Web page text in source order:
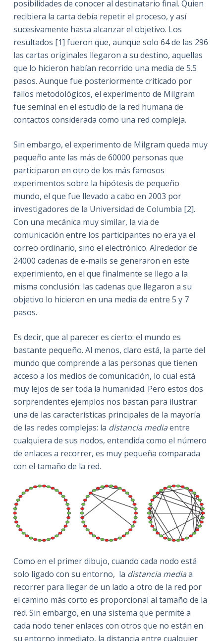
posibilidades de conocer al destinatario final. Quien
recibiera la carta debía repetir el proceso, y así
sucesivamente hasta alcanzar el objetivo. Los
resultados [1] fueron que, aunque solo 64 de las 296
las cartas originales llegaron a su destino, aquellas
que lo hicieron habían recorrido una media de 5.5
pasos. Aunque fue posteriormente criticado por
fallos metodológicos, el experimento de Milgram
fue seminal en el estudio de la red humana de
contactos considerada como una red compleja.
Sin embargo, el experimento de Milgram queda muy
pequeño ante las más de 60000 personas que
participaron en otro de los más famosos
experimentos sobre la hipótesis de pequeño
mundo, el que fue llevado a cabo en 2003 por
investigadores de la Universidad de Columbia [2].
Con una mecánica muy similar, la via de
comunicación entre los participantes no era ya el
correo ordinario, sino el electrónico. Alrededor de
24000 cadenas de e-mails se generaron en este
experimiento, en el que finalmente se llego a la
misma conclusión: las cadenas que llegaron a su
objetivo lo hicieron en una media de entre 5 y 7
pasos.
Es decir, que al parecer es cierto: el mundo es
bastante pequeño. Al menos, claro está, la parte del
mundo que comprende a las personas que tienen
acceso a los medios de comunicación, lo cual está
muy lejos de ser toda la humanidad. Pero estos dos
sorprendentes ejemplos nos bastan para ilustrar
una de las características principales de la mayoría
de las redes complejas: la distancia mediaentre
cualquiera de sus nodos, entendida como el número
de enlaces a recorrer, es muy pequeña comparada
con el tamaño de la red.
Como en el primer dibujo, cuando cada nodo está
solo ligado con su entorno, la distancia mediaa
recorrer para llegar de un lado a otro de la red por
el camino más corto es proporcional al tamaño de la
red. Sin embargo, en una sistema que permite a
cada nodo tener enlaces con otros que no están en
su entorno inmediato, la distancia entre cualquier